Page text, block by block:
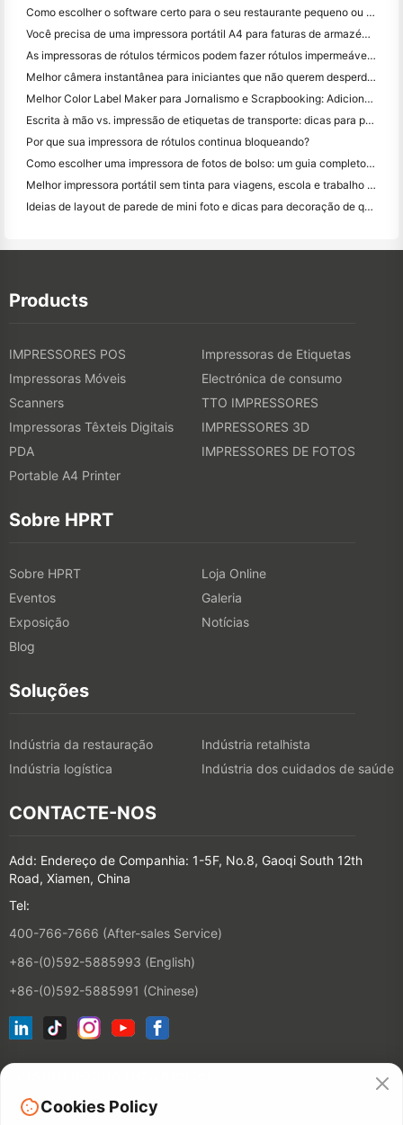
Como escolher o software certo para o seu restaurante pequeno ou médio
Você precisa de uma impressora portátil A4 para faturas de armazém? O que realmente funciona
As impressoras de rótulos térmicos podem fazer rótulos impermeáveis ​​para produtos de pequenas empresas?
Melhor câmera instantânea para iniciantes que não querem desperdiçar papel
Melhor Color Label Maker para Jornalismo e Scrapbooking: Adicione Mais Cor a Cada Página
Escrita à mão vs. impressão de etiquetas de transporte: dicas para pequenas empresas em 2026
Por que sua impressora de rótulos continua bloqueando?
Como escolher uma impressora de fotos de bolso: um guia completo para usuários de jornal, viagens e iPhone
Melhor impressora portátil sem tinta para viagens, escola e trabalho móvel: Hanin MT620 Pro Review
Ideias de layout de parede de mini foto e dicas para decoração de quarto e dormitório
Products
IMPRESSORES POS
Impressoras de Etiquetas
Impressoras Móveis
Electrónica de consumo
Scanners
TTO IMPRESSORES
Impressoras Têxteis Digitais
IMPRESSORES 3D
PDA
IMPRESSORES DE FOTOS
Portable A4 Printer
Sobre HPRT
Sobre HPRT
Loja Online
Eventos
Galeria
Exposição
Notícias
Blog
Soluções
Indústria da restauração
Indústria retalhista
Indústria logística
Indústria dos cuidados de saúde
CONTACTE-NOS
Add: Endereço de Companhia: 1-5F, No.8, Gaoqi South 12th
Road, Xiamen, China
Tel:
400-766-7666 (After-sales Service)
+86-(0)592-5885993 (English)
+86-(0)592-5885991 (Chinese)
Cookies Policy